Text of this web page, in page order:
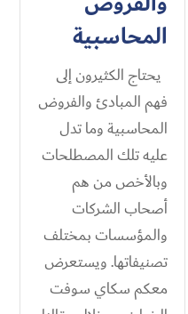
المحاسبية​
يحتاج الكثيرون إلى
فهم المبادئ والفروض
المحاسبية​ وما تدل
عليه تلك المصطلحات
وبالأخص من هم
أصحاب الشركات
والمؤسسات بمختلف
تصنيفاتها. ويستعرض
معكم سكاي سوفت